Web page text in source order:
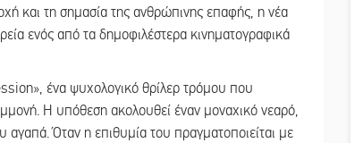
και τη σημασία της ανθρώπινης επαφής, η νέα
ενός από τα δημοφιλέστερα κινηματογραφικά
ένα ψυχολογικό θρίλερ τρόμου που
Η υπόθεση ακολουθεί έναν μοναχικό νεαρό,
αγαπά. Όταν η επιθυμία του πραγματοποιείται με